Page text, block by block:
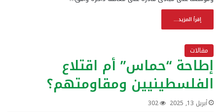
إقرأ المزيد...
مقالات
إطاحة “حماس” أم اقتلاع
الفلسطينيين ومقاومتهم؟
أبريل 13, 2025 302